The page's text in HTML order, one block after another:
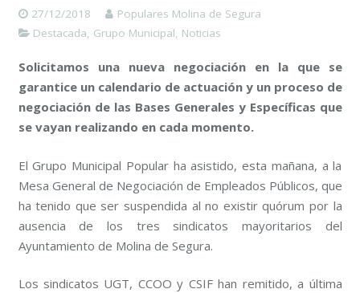
27/12/2018
Populares Molina de Segura
Destacada, Grupo Municipal, Noticias
Solicitamos una nueva negociación en la que se
garantice un calendario de actuación y un proceso de
negociación de las Bases Generales y Específicas que
se vayan realizando en cada momento.
El Grupo Municipal Popular ha asistido, esta mañana, a la
Mesa General de Negociación de Empleados Públicos, que
ha tenido que ser suspendida al no existir quórum por la
ausencia de los tres sindicatos mayoritarios del
Ayuntamiento de Molina de Segura.
Los sindicatos UGT, CCOO y CSIF han remitido, a última